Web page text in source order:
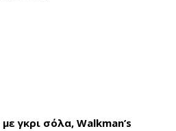
γκρι σόλα, Walkman’s